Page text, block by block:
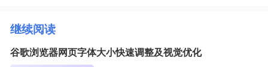
继续阅读
谷歌浏览器网页字体大小快速调整及视觉优化